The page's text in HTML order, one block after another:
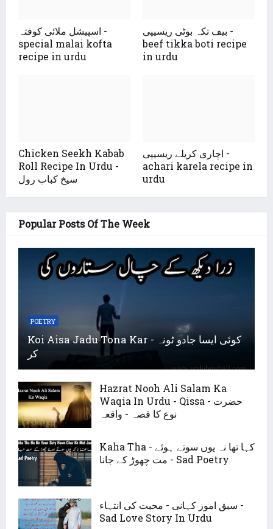
اسپیشل ملائی کوفتہ -
special malai kofta
recipe in urdu
بیف تکہ بوٹی ریسیپی -
beef tikka boti recipe
in urdu
Chicken Seekh Kabab
Roll Recipe In Urdu -
سیخ کباب رول
اچاری کریلے ریسیپی -
achari karela recipe in
urdu
Popular Posts Of The Week
POETRY
Koi Aisa Jadu Tona Kar - کوئی ایسا جادو ٹونہ
کر
Hazrat Nooh Ali Salam Ka
Waqia In Urdu - Qissa - حضرت
نوع کا قصہ - واقعہ
Kaha Tha - کہا تھا نہ یوں سوتے ہوئے
مت چھوڑ کے جانا - Sad Poetry
سبق اموز کہانی - محبت کی انتہاء -
Sad Love Story In Urdu